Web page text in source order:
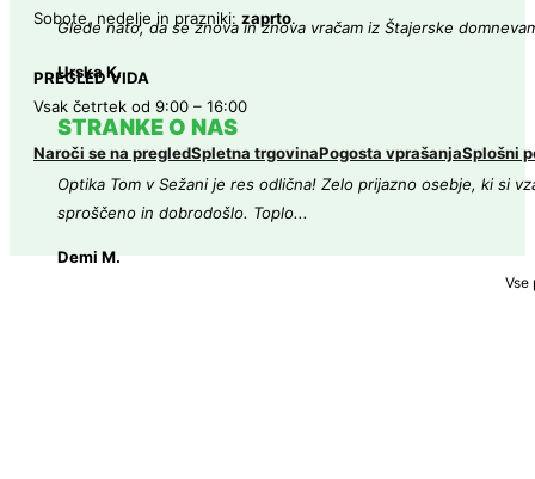
Glede nato, da se znova in znova vračam iz Štajerske
Urska K.
STRANKE O NAS
Optika Tom v Sežani je res odlična! Zelo prijazno osebje, ki si
sproščeno in dobrodošlo. Toplo...
Demi M.
Sobote, nedelje in prazniki: zaprto.
PREGLED VIDA
Vsak četrtek od 9:00 – 16:00
Naroči se na pregledSpletna trgovinaPogosta vprašanjaSplošni
Vse